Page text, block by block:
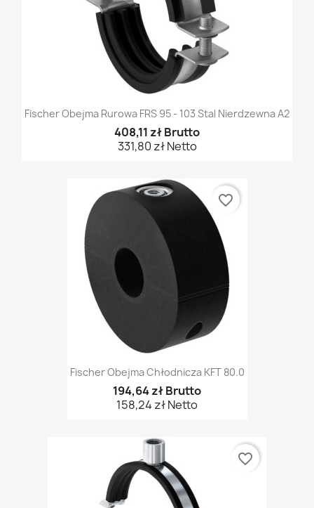
Fischer Obejma Rurowa FRS 95 - 103 Stal Nierdzewna A2
408,11 zł Brutto
331,80 zł Netto
Fischer Obejma Chłodnicza KFT 80.0
194,64 zł Brutto
158,24 zł Netto
favorite_border
favorite_border